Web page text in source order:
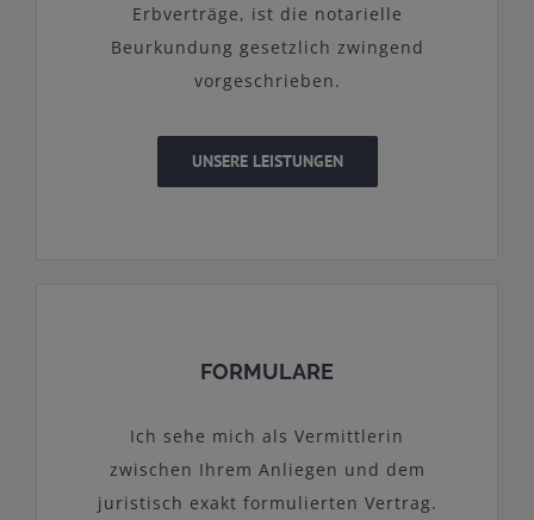
Erbverträge, ist die notarielle
Beurkundung gesetzlich zwingend
vorgeschrieben.
UNSERE LEISTUNGEN
FORMULARE
Ich sehe mich als Vermittlerin
zwischen Ihrem Anliegen und dem
juristisch exakt formulierten Vertrag.